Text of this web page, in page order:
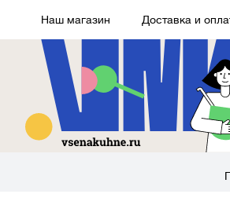
Наш магазин Доставка и